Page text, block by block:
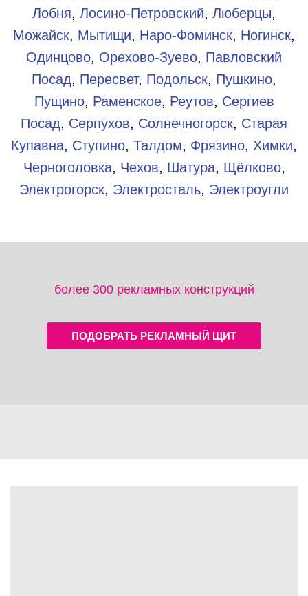
Лобня, Лосино-Петровский, Люберцы,
Можайск, Мытищи, Наро-Фоминск, Ногинск,
Одинцово, Орехово-Зуево, Павловский
Посад, Пересвет, Подольск, Пушкино,
Пущино, Раменское, Реутов, Сергиев
Посад, Серпухов, Солнечногорск, Старая
Купавна, Ступино, Талдом, Фрязино, Химки,
Черноголовка, Чехов, Шатура, Щёлково,
Электрогорск, Электросталь, Электроугли
более 300 рекламных конструкций
ПОДОБРАТЬ РЕКЛАМНЫЙ ЩИТ